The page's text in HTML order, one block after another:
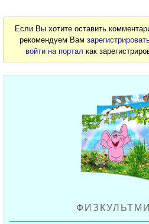
Если Вы хотите оставить
рекомендуем Вам
войти на портал как